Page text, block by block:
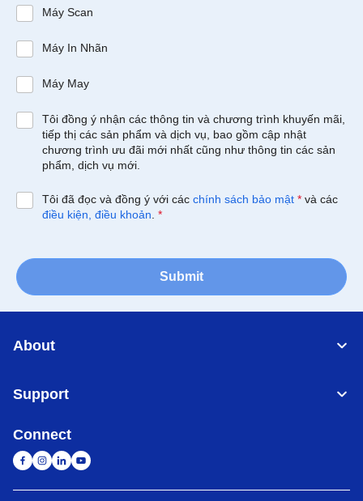
Máy Scan
Máy In Nhãn
Máy May
Tôi đồng ý nhận các thông tin và chương trình khuyến mãi,
tiếp thị các sản phẩm và dịch vụ, bao gồm cập nhật
chương trình ưu đãi mới nhất cũng như thông tin các sản
phẩm, dịch vụ mới.
Tôi đã đọc và đồng ý với các chính sách bảo mật * và các
điều kiện, điều khoản *
Submit
About
Support
Connect